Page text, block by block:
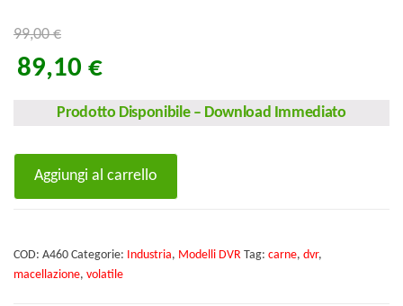
99,00€
89,10 €
Prodotto Disponibile – Download Immediato
Aggiungi al carrello
COD: A460 Categorie: Industria, Modelli DVR Tag: carne, dvr,
macellazione, volatile